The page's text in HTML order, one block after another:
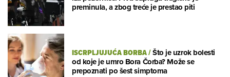
preminula, a zbog treće je prestao piti
ISCRPLJUJUĆA BORBA/Što je uzrok bolesti
od koje je umro Bora Čorba? Može se
prepoznati po šest simptoma